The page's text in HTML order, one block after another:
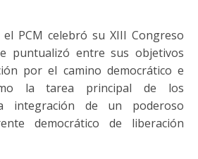
PCM celebró su XIII Congreso
puntualizó entre sus objetivos
por el camino democrático e
la tarea principal de los
integración de un poderoso
democrático de liberación